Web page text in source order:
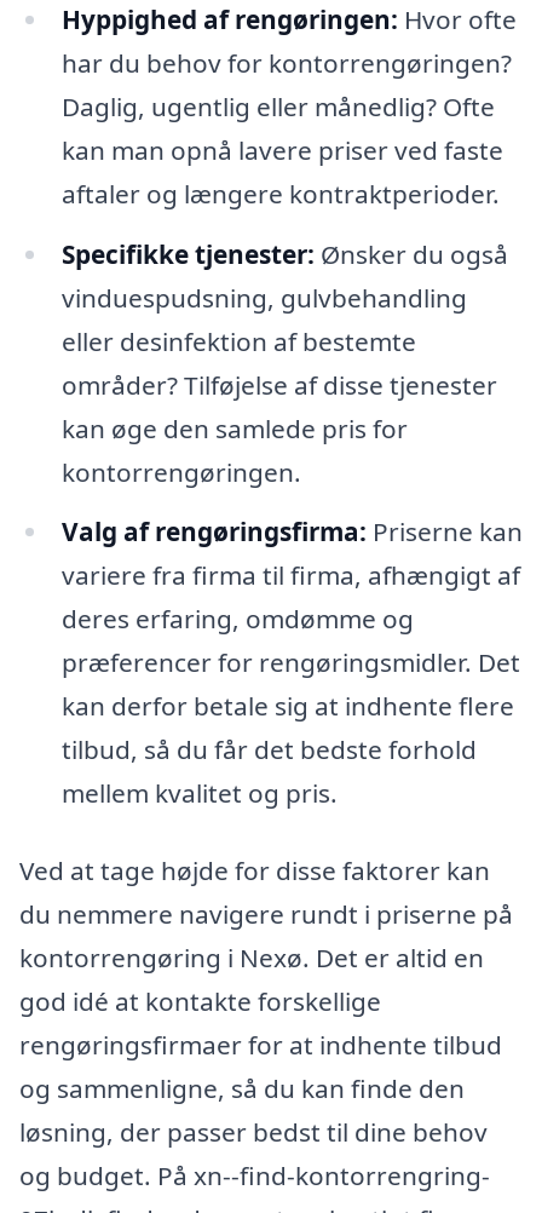
Hyppighed af rengøringen: Hvor ofte
har du behov for kontorrengøringen?
Daglig, ugentlig eller månedlig? Ofte
kan man opnå lavere priser ved faste
aftaler og længere kontraktperioder.
Specifikke tjenester: Ønsker du også
vinduespudsning, gulvbehandling
eller desinfektion af bestemte
områder? Tilføjelse af disse tjenester
kan øge den samlede pris for
kontorrengøringen.
Valg af rengøringsfirma: Priserne kan
variere fra firma til firma, afhængigt af
deres erfaring, omdømme og
præferencer for rengøringsmidler. Det
kan derfor betale sig at indhente flere
tilbud, så du får det bedste forhold
mellem kvalitet og pris.
Ved at tage højde for disse faktorer kan
du nemmere navigere rundt i priserne på
kontorrengøring i Nexø. Det er altid en
god idé at kontakte forskellige
rengøringsfirmaer for at indhente tilbud
og sammenligne, så du kan finde den
løsning, der passer bedst til dine behov
og budget. På xn--find-kontorrengring-